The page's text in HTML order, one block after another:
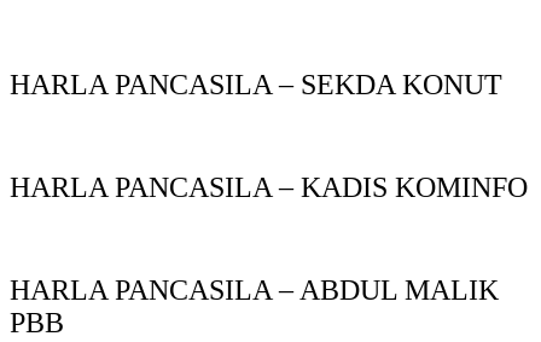
HARLA PANCASILA – SEKDA KONUT
HARLA PANCASILA – KADIS KOMINFO
HARLA PANCASILA – ABDUL MALIK
PBB